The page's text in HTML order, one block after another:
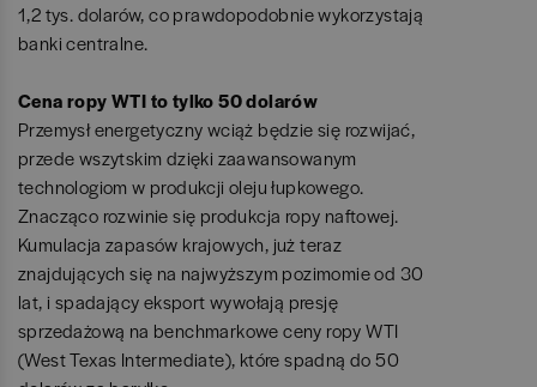
1,2 tys. dolarów, co prawdopodobnie wykorzystają
banki centralne.
Cena ropy WTI to tylko 50 dolarów
Przemysł energetyczny wciąż będzie się rozwijać,
przede wszytskim dzięki zaawansowanym
technologiom w produkcji oleju łupkowego.
Znacząco rozwinie się produkcja ropy naftowej.
Kumulacja zapasów krajowych, już teraz
znajdujących się na najwyższym pozimomie od 30
lat, i spadający eksport wywołają presję
sprzedażową na benchmarkowe ceny ropy WTI
(West Texas Intermediate), które spadną do 50